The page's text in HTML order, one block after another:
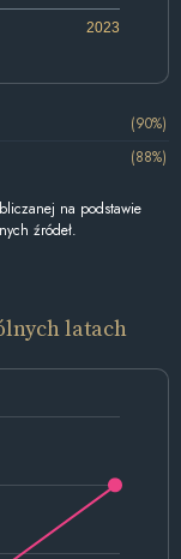
2023
(90%)
(88%)
na podstawie
źródeł.
latach